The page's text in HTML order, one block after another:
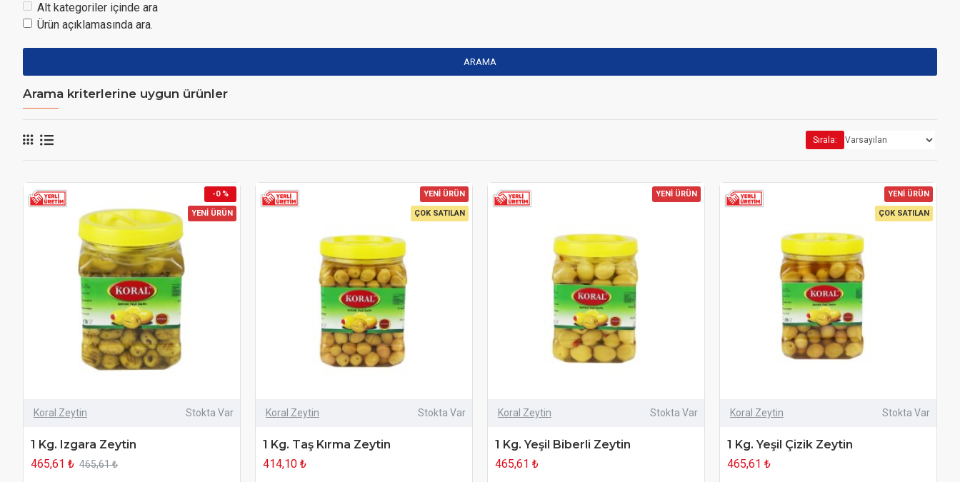
Alt kategoriler içinde ara
Ürün açıklamasında ara.
ARAMA
Arama kriterlerine uygun ürünler
Sırala:
YENİ ÜRÜN
-0 %
Koral Zeytin Stokta Var
1 Kg. Izgara Zeytin
465,61 ₺ 465,61 ₺
YENİ ÜRÜN
ÇOK SATILAN
Koral Zeytin Stokta Var
1 Kg. Taş Kırma Zeytin
414,10 ₺
YENİ ÜRÜN
Koral Zeytin Stokta Var
1 Kg. Yeşil Biberli Zeytin
465,61 ₺
YENİ ÜRÜN
ÇOK SATILAN
Koral Zeytin Stokta Var
1 Kg. Yeşil Çizik Zeytin
465,61 ₺